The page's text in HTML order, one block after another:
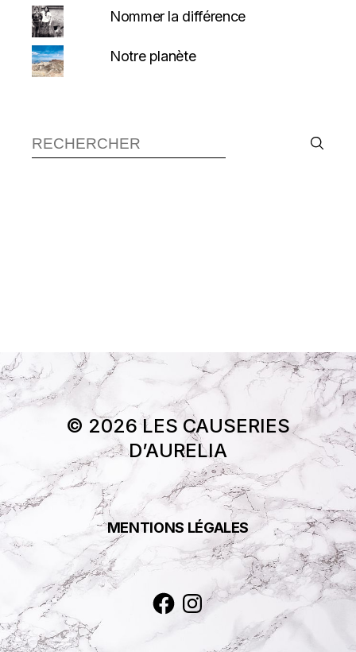
Nommer la différence
Notre planète
Recherche :
© 2026 LES CAUSERIES
D’AURELIA
MENTIONS LÉGALES
Facebook
Instagram